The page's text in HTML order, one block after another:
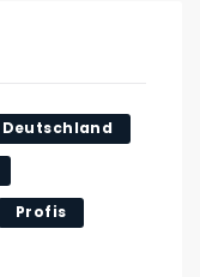
Deutschland
Profis